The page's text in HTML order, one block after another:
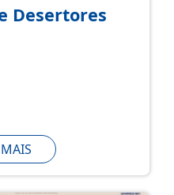
Desertores